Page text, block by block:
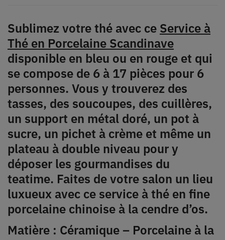
Sublimez votre thé avec ce Service à
Thé en Porcelaine Scandinave
disponible en bleu ou en rouge et qui
se compose de 6 à 17 pièces pour 6
personnes. Vous y trouverez des
tasses, des soucoupes, des cuillères,
un support en métal doré, un pot à
sucre, un pichet à crème et même un
plateau à double niveau pour y
déposer les gourmandises du
teatime. Faites de votre salon un lieu
luxueux avec ce service à thé en fine
porcelaine chinoise à la cendre d’os.
Matière : Céramique – Porcelaine à la